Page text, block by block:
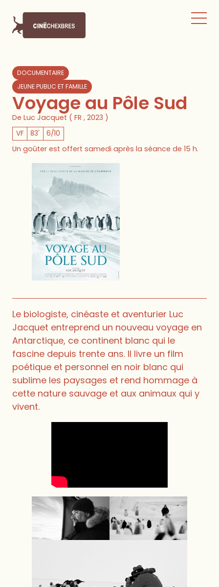
DOCUMENTAIRE
JEUNE PUBLIC ET FAMILLE
Voyage au Pôle Sud
De Luc Jacquet ( FR , 2023 )
VF 83' 6/10
Un goûter est offert samedi après la séance de 15 h.
Le biologiste, cinéaste et aventurier Luc
Jacquet entreprend un nouveau voyage en
Antarctique, ce continent blanc qui le
fascine depuis trente ans. Il livre un film
poétique et personnel en noir blanc qui
sublime les paysages et rend hommage à
cette nature sauvage et aux animaux qui y
vivent.